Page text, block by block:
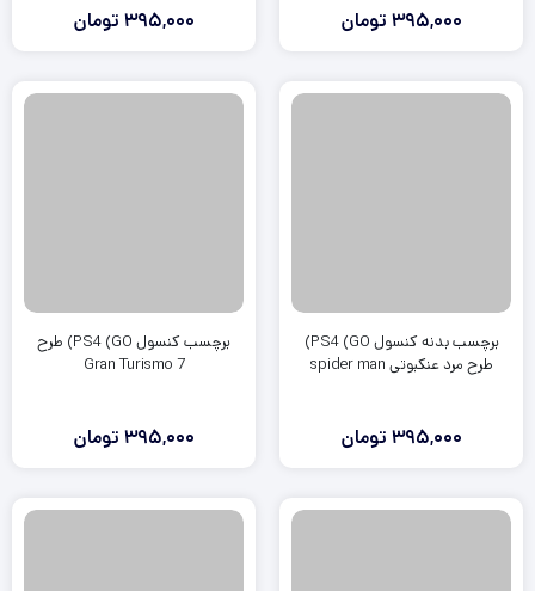
395,000 تومان 395,000 تومان
برچسب بدنه کنسول PS4 (GO)
طرح مرد عنکبوتی spider man
395,000 تومان
برچسب کنسول PS4 (GO) طرح
Gran Turismo 7
395,000 تومان